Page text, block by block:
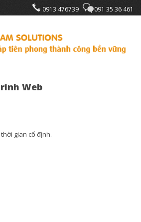
0913 476739 091 35 36 461
Web
gian cố định.